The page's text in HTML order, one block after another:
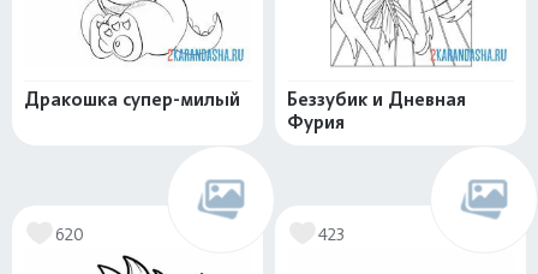
Дракошка супер-милый
Беззубик и Дневная
Фурия
620 423